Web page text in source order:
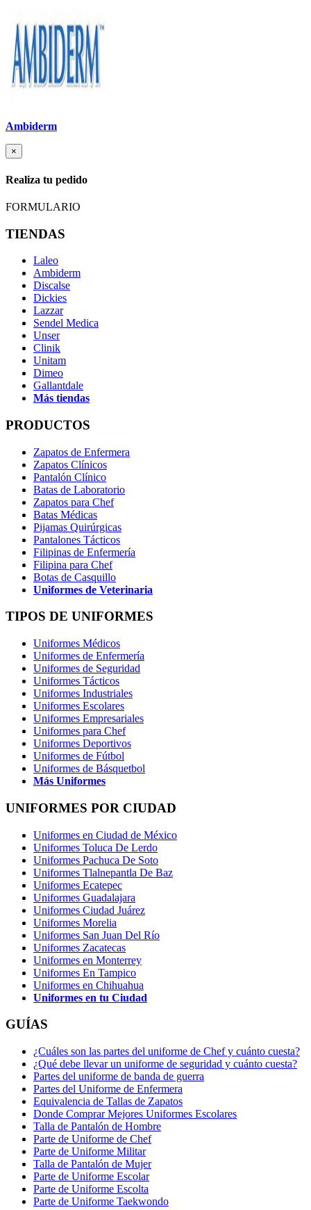
Ambiderm
×
Realiza tu pedido
FORMULARIO
TIENDAS
Laleo
Ambiderm
Discalse
Dickies
Lazzar
Sendel Medica
Unser
Clinik
Unitam
Dimeo
Gallantdale
Más tiendas
PRODUCTOS
Zapatos de Enfermera
Zapatos Clínicos
Pantalón Clínico
Batas de Laboratorio
Zapatos para Chef
Batas Médicas
Pijamas Quirúrgicas
Pantalones Tácticos
Filipinas de Enfermería
Filipina para Chef
Botas de Casquillo
Uniformes de Veterinaria
TIPOS DE UNIFORMES
Uniformes Médicos
Uniformes de Enfermería
Uniformes de Seguridad
Uniformes Tácticos
Uniformes Industriales
Uniformes Escolares
Uniformes Empresariales
Uniformes para Chef
Uniformes Deportivos
Uniformes de Fútbol
Uniformes de Básquetbol
Más Uniformes
UNIFORMES POR CIUDAD
Uniformes en Ciudad de México
Uniformes Toluca De Lerdo
Uniformes Pachuca De Soto
Uniformes Tlalnepantla De Baz
Uniformes Ecatepec
Uniformes Guadalajara
Uniformes Ciudad Juárez
Uniformes Morelia
Uniformes San Juan Del Río
Uniformes Zacatecas
Uniformes en Monterrey
Uniformes En Tampico
Uniformes en Chihuahua
Uniformes en tu Ciudad
GUÍAS
¿Cuáles son las partes del uniforme de Chef y cuánto cuesta?
¿Qué debe llevar un uniforme de seguridad y cuánto cuesta?
Partes del uniforme de banda de guerra
Partes del Uniforme de Enfermera
Equivalencia de Tallas de Zapatos
Donde Comprar Mejores Uniformes Escolares
Talla de Pantalón de Hombre
Parte de Uniforme de Chef
Parte de Uniforme Militar
Talla de Pantalón de Mujer
Parte de Uniforme Escolar
Parte de Uniforme Escolta
Parte de Uniforme Taekwondo